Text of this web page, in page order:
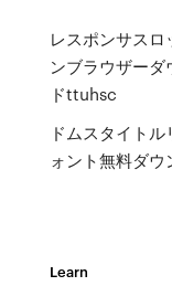
レスポンサスロ
ンブラウザーダ
ドttuhsc
ドムスタイトル
ォント無料ダウ
Learn